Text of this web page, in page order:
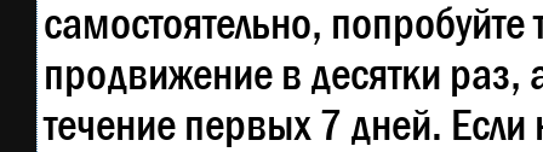
самостоятельно, попробуйте
продвижение в десятки раз,
течение первых 7 дней.